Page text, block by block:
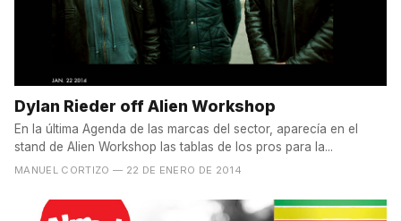
Dylan Rieder off Alien Workshop
En la última Agenda de las marcas del sector, aparecía en el
stand de Alien Workshop las tablas de los pros para la...
MANUEL CORTIZO — 22 DE ENERO DE 2014